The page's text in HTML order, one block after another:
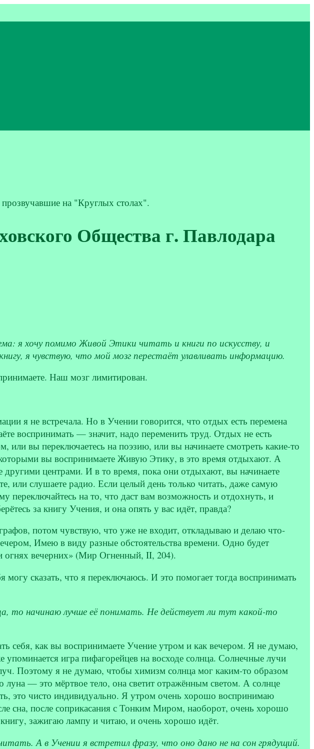
на "Круглых столах".
Общества г. Павлодара
я хочу помимо Живой Этики читать и книги по искусству, и
я чувствую, что мой мозг перестаёт улавливать информацию.
Наш мозг лимитирован.
я не встречала. Но в Учении говорится, что отдых есть перемена
воспринимать — значит, надо переменить труд. Отдых не есть
или вы переключаетесь на поэзию, или вы начинаете смотреть какие-то
вы воспринимаете Живую Этику, в это время отдыхают. А
центрами. И в то время, пока они отдыхают, вы начинаете
или слушаете радио. Если целый день только читать, даже самую
на то, что даст вам возможность и отдохнуть, и
за книгу Учения, и она опять у вас идёт, правда?
потом чувствую, что уже не входит, откладываю и делаю что-
Имею в виду разные обстоятельства времени. Одно будет
огнях вечерних» (Мир Огненный, II, 204).
могу сказать, что я переключаюсь. И это помогает тогда воспринимать
то начинаю лучше её понимать. Не действует ли тут какой-то
себя, как вы воспринимаете Учение утром и как вечером. Я не думаю,
игра пифагорейцев на восходе солнца. Солнечные лучи
Поэтому я не думаю, чтобы химизм солнца мог каким-то образом
— это мёртвое тело, она светит отражённым светом. А солнце
это чисто индивидуально. Я утром очень хорошо воспринимаю
сна, после соприкасания с Тонким Миром, наоборот, очень хорошо
зажигаю лампу и читаю, и очень хорошо идёт.
А в Учении я встретил фразу, что оно дано не на сон грядущий.